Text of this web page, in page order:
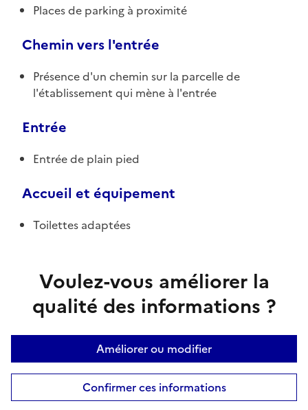
Places de parking à proximité
Chemin vers l'entrée
Présence d'un chemin sur la parcelle de
l'établissement qui mène à l'entrée
Entrée
Entrée de plain pied
Accueil et équipement
Toilettes adaptées
Voulez-vous améliorer la
qualité des informations ?
Améliorer ou modifier
Confirmer ces informations